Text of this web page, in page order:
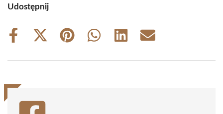
Udostępnij
Share
Share
(Twitter)
Share
Share
Share
Share